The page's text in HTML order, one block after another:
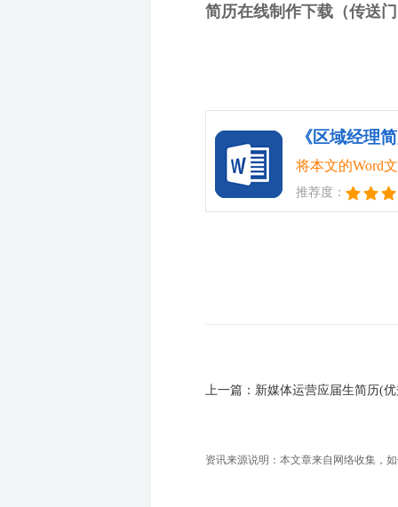
简历在线制作下载（传送
《区域经理
将本文的Word
推荐度：
上一篇： 新媒体运营应届生简历(
资讯来源说明：本文章来自网络收集，